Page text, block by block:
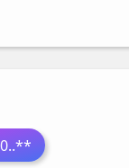
..**